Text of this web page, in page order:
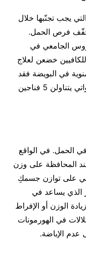
يجب تجنّبها خلال
تخفّف فرص الحمل.
الجامعي في
مستهلِكة للكافيين خضعن لعلاج
في البويضة فقد
كانت فرص الحمل أصغر عند النساء اللواتي يتناولن 5 فناجين
في الحمل. في الواقع
المحافظة على وزن
على توازن جسمكِ
الذي يساعد في
الوزن أو الإفراط
في الهورمونات
عدم الإباضة.